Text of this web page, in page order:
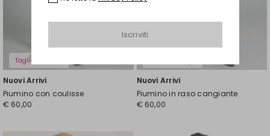
Taglie Comode
Nuovi Arrivi
Piumino con coulisse
€ 60,00
Nuovi Arrivi
Piumino in raso cangiante
€ 60,00
Iscriviti